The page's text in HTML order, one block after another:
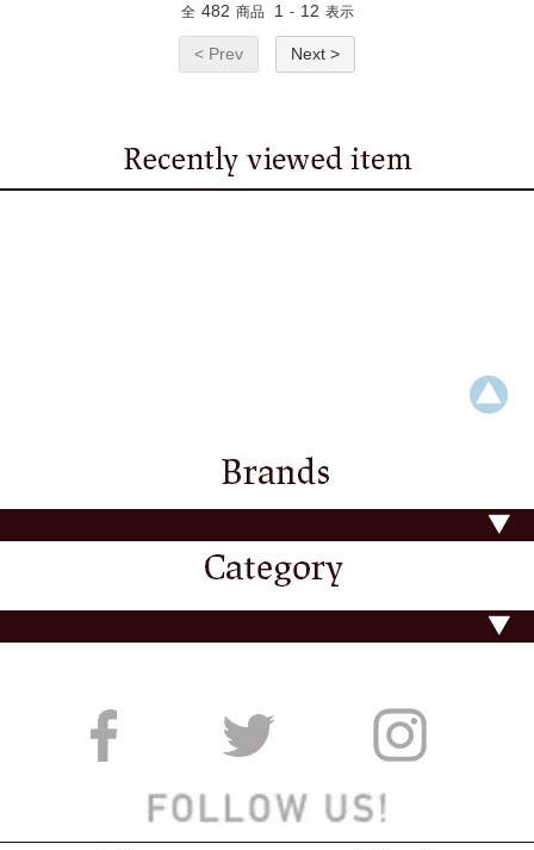
全 482 商品 1 - 12 表示
< Prev Next >